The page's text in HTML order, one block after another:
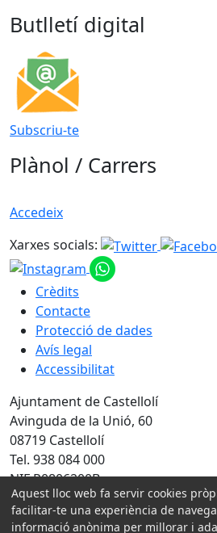
Butlletí digital
Subscriu-te
Plànol / Carrers
Accedeix
Xarxes socials:
Crèdits
Contacte
Protecció de dades
Avís legal
Accessibilitat
Ajuntament de Castellolí
Avinguda de la Unió, 60
08719 Castellolí
Tel. 938 084 000
NIF P0806200B
Amb la col·laboració de:
Aquest lloc web fa servir cookies
facilitar-te una experiència de
informació anònima per millorar i